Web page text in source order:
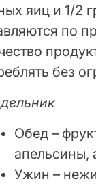
яиц и 1/2
по
без
Обед –
апельсины,
Ужин –